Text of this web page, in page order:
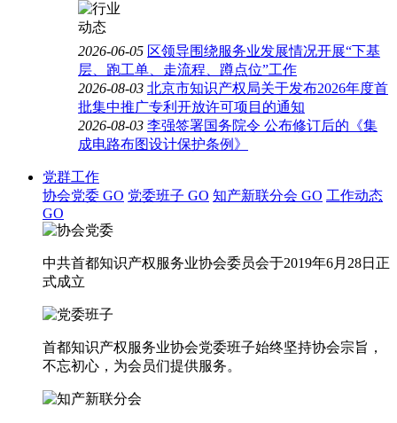
2026-06-05 区领导围绕服务业发展情况开展“下基
层、跑工单、走流程、蹲点位”工作
2026-08-03 北京市知识产权局关于发布2026年度首
批集中推广专利开放许可项目的通知
2026-08-03 李强签署国务院令 公布修订后的《集
成电路布图设计保护条例》
党群工作
协会党委 GO 党委班子 GO 知产新联分会 GO 工作动态
GO
中共首都知识产权服务业协会委员会于2019年6月28日正
式成立
首都知识产权服务业协会党委班子始终坚持协会宗旨，
不忘初心，为会员们提供服务。